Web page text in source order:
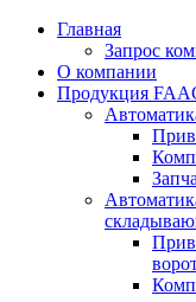
Перейти
содержимому
Главная
Запрос
О компании
Продукция